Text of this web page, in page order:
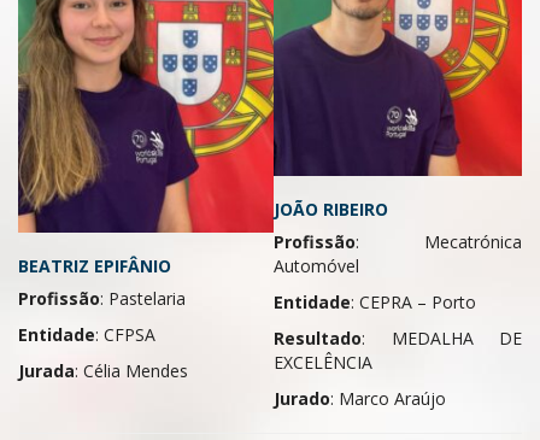
BEATRIZ EPIFÂNIO
Profissão: Pastelaria
Entidade: CFPSA
Jurada: Célia Mendes
JOÃO RIBEIRO
Profissão: Mecatrónica
Automóvel
Entidade: CEPRA – Porto
Resultado: MEDALHA DE
EXCELÊNCIA
Jurado: Marco Araújo